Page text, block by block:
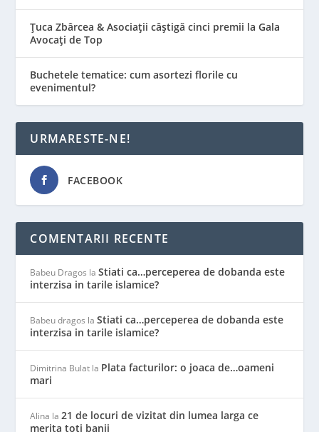
Țuca Zbârcea & Asociații câștigă cinci premii la Gala
Avocați de Top
Buchetele tematice: cum asortezi florile cu
evenimentul?
URMARESTE-NE!
FACEBOOK
COMENTARII RECENTE
Babeu Dragos laStiati ca…perceperea de dobanda este
interzisa in tarile islamice?
Babeu dragos laStiati ca…perceperea de dobanda este
interzisa in tarile islamice?
Dimitrina Bulat la Plata facturilor: o joaca de…oameni
mari
Alina la21 de locuri de vizitat din lumea larga ce
merita toti banii